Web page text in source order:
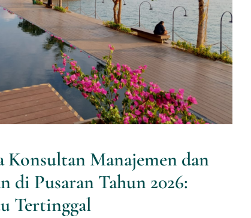
atau Tertinggal
Artikel Riset
Konsultan Manajemen dan
di Pusaran Tahun 2026:
Tertinggal